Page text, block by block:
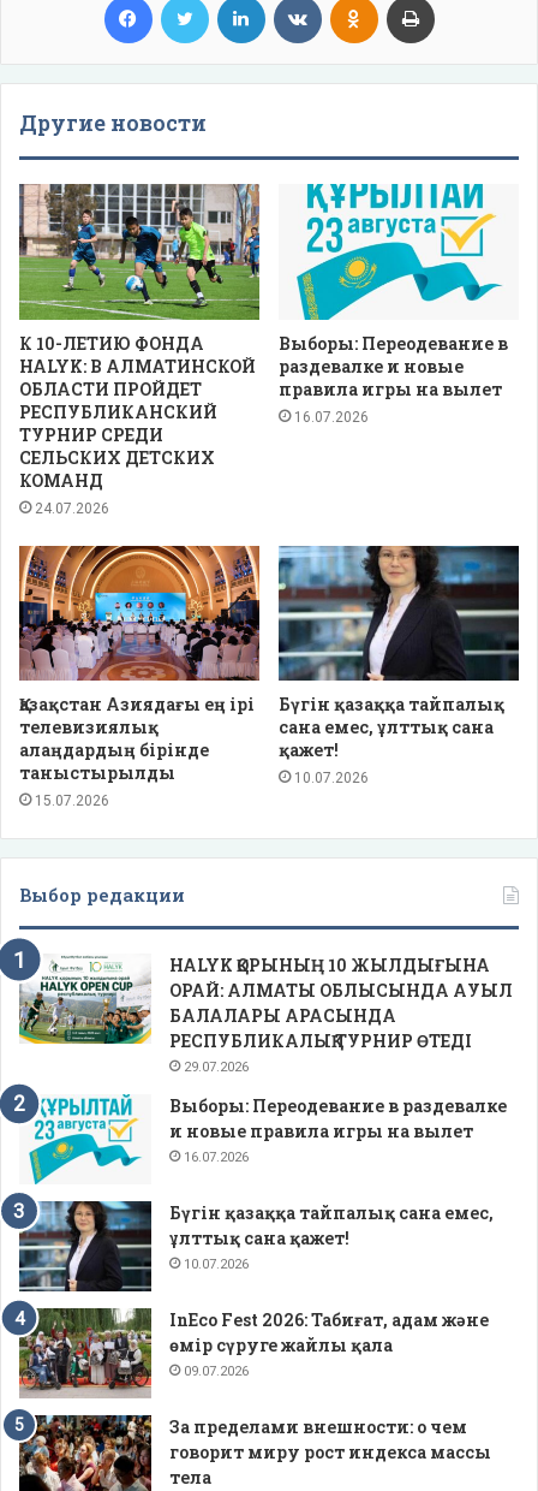
Другие новости
К 10-ЛЕТИЮ ФОНДА
HALYK: В АЛМАТИНСКОЙ
ОБЛАСТИ ПРОЙДЕТ
РЕСПУБЛИКАНСКИЙ
ТУРНИР СРЕДИ
СЕЛЬСКИХ ДЕТСКИХ
КОМАНД
24.07.2026
Выборы: Переодевание в
раздевалке и новые
правила игры на вылет
16.07.2026
Қазақстан Азиядағы ең ірі
телевизиялық
алаңдардың бірінде
таныстырылды
15.07.2026
Бүгін қазаққа тайпалық
сана емес, ұлттық сана
қажет!
10.07.2026
Выбор редакции
HALYK ҚОРЫНЫҢ 10 ЖЫЛДЫҒЫНА
ОРАЙ: АЛМАТЫ ОБЛЫСЫНДА АУЫЛ
БАЛАЛАРЫ АРАСЫНДА
РЕСПУБЛИКАЛЫҚ ТУРНИР ӨТЕДІ
29.07.2026
Выборы: Переодевание в раздевалке
и новые правила игры на вылет
16.07.2026
Бүгін қазаққа тайпалық сана емес,
ұлттық сана қажет!
10.07.2026
InEco Fest 2026: Табиғат, адам және
өмір сүруге жайлы қала
09.07.2026
За пределами внешности: о чем
говорит миру рост индекса массы
тела